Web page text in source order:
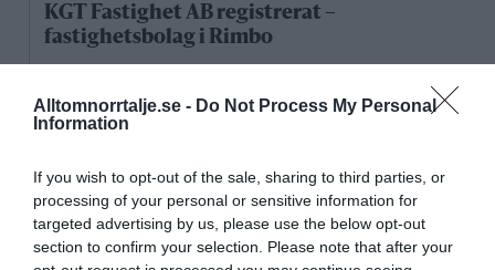
Alltomnorrtalje.se - Do Not Process My Personal
Information
If you wish to opt-out of the sale, sharing to third parties, or
processing of your personal or sensitive information for
targeted advertising by us, please use the below opt-out
section to confirm your selection. Please note that after your
KGT Fastighet AB registrerat –
fastighetsbolag i Rimbo
Panthalassa Åre AB registrerat –
25/3 NYA BOLAG
Nytt fastighetsförvaltningsbolag registerat i
Norrtälje